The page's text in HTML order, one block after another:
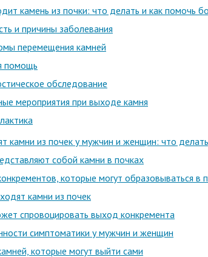
камень из почки: что делать и как помочь
и причины заболевания
перемещения камней
помощь
обследование
мероприятия при выходе камня
камни из почек у мужчин и женщин: что
собой камни в почках
которые могут образовываться в
камни из почек
спровоцировать выход конкремента
симптоматики у мужчин и женщин
которые могут выйти сами